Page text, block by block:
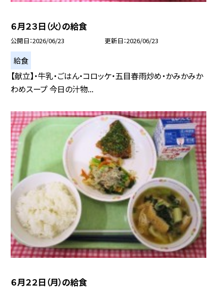
６月２３日（火）の給食
公開日 2026/06/23 更新日 2026/06/23
給食
【献立】・牛乳・ごはん・コロッケ・五目春雨炒め・かみかみか
わめスープ 今日の汁物...
６月２２日（月）の給食